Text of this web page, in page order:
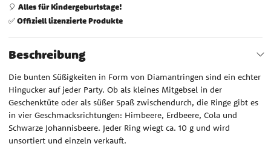
🎈 Alles für Kindergeburtstage!
✅Offiziell lizenzierte Produkte
Beschreibung
Die bunten Süßigkeiten in Form von Diamantringen sind ein echter
Hingucker auf jeder Party. Ob als kleines Mitgebsel in der
Geschenktüte oder als süßer Spaß zwischendurch, die Ringe gibt es
in vier Geschmacksrichtungen: Himbeere, Erdbeere, Cola und
Schwarze Johannisbeere. Jeder Ring wiegt ca. 10 g und wird
unsortiert und einzeln verkauft.